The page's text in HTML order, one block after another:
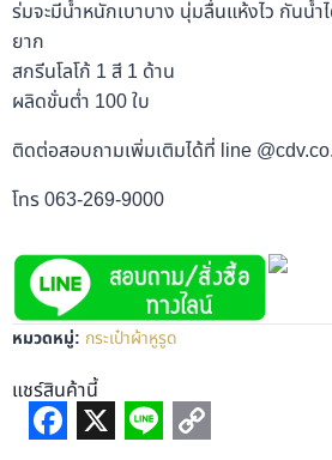
ร่มจะมีน้ำหนักเบาบาง นุ่มลื่นแห้งไว กันน้ำ
ยาก
สกรีนโลโก้ 1 สี 1 ด้าน
ผลิดขั่นต่ำ 100 ใบ
ติดต่อสอบถามเพิ่มเติมได้ที่ line
โทร 063-269-9000
หมวดหมู่: กระเป๋าผ้าหูรูด
แชร์สินค้านี้